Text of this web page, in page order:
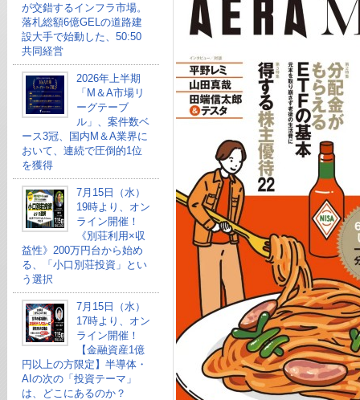
が交錯するインフラ市場。
落札総額6億GELの道路建
設大手で始動した、50:50
共同経営
2026年上半期
「M＆A市場リ
ーグテーブ
ル」、案件数ベ
ース3冠、国内M＆A業界に
おいて、連続で圧倒的1位
を獲得
7月15日（水）
19時より、オン
ライン開催！
《別荘利用×収
益性》200万円台から始め
る、「小口別荘投資」とい
う選択
7月15日（水）
17時より、オン
ライン開催！
【金融資産1億
円以上の方限定】半導体・
AIの次の「投資テーマ」
は、どこにあるのか？